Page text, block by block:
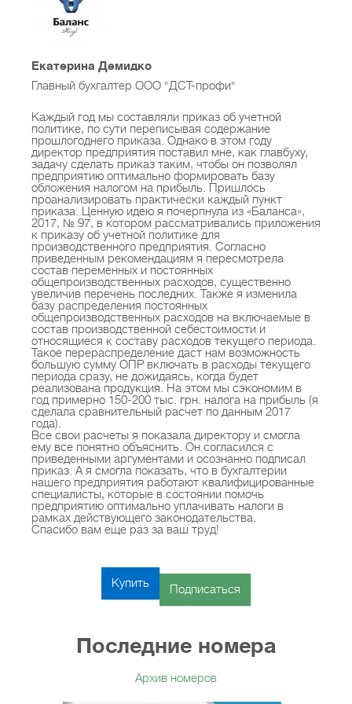
коллегами эффективными;
- ежемесячно «Школа бухгалтера: просто об
учете» – систематизированные учебные
которые помогут бухгалтеру поднять
профессиональный уровень, подготовиться к
сертификации, а главбуху – создать
мотивационную систему показателей
подчиненных бухгалтеров;
- ежемесячные тематические спецвыпуски по
важнейшим для бухгалтера темам каждого
месяца (право, учет, налогообложение);
- новости законодательства с подробными
комментариями и практическими
рекомендациями.
Ничего лишнего – только важное!
Для подписчиков действует программа «Баланс
безграничных возможностей»: полезные бонусы
без дополнительных оплат.
Екатерина Демидко
Главный бухгалтер ООО "ДСТ-профи"
Каждый год мы составляли приказ об учетной
политике, по сути переписывая содержание
прошлогоднего приказа. Однако в этом году
директор предприятия поставил мне, как главбуху,
задачу сделать приказ таким, чтобы он позволял
предприятию оптимально формировать базу
обложения налогом на прибыль. Пришлось
проанализировать практически каждый пункт
приказа. Ценную идею я почерпнула из «Баланса»,
2017, № 97, в котором рассматривались приложения
к приказу об учетной политике для
производственного предприятия. Согласно
приведенным рекомендациям я пересмотрела
состав переменных и постоянных
общепроизводственных расходов, существенно
увеличив перечень последних. Также я изменила
базу распределения постоянных
общепроизводственных расходов на включаемые в
состав производственной себестоимости и
относящиеся к составу расходов текущего периода.
Такое перераспределение даст нам возможность
большую сумму ОПР включать в расходы текущего
периода сразу, не дожидаясь, когда будет
реализована продукция. На этом мы сэкономим в
год примерно 150-200 тыс. грн. налога на прибыль (я
сделала сравнительный расчет по данным 2017
года).
Все свои расчеты я показала директору и смогла
ему все понятно объяснить. Он согласился с
приведенными аргументами и осознанно подписал
приказ. А я смогла показать, что в бухгалтерии
нашего предприятия работают квалифицированные
специалисты, которые в состоянии помочь
предприятию оптимально уплачивать налоги в
рамках действующего законодательства.
Спасибо вам еще раз за ваш труд!
Купить Подписаться
Последние номера
Архив номеров